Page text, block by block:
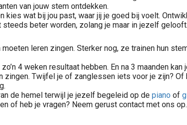
van jouw stem ontdekken.
kies wat bij jou past, waar jij je goed bij voelt.
beter worden, zolang je maar in jezelf gelooft.
leren zingen. Sterker nog, ze trainen hun
4 weken resultaat hebben. En na 3 maanden
zingen. Twijfel je of zanglessen iets voor je zijn?
de hemel terwijl je jezelf begeleid op de piano of
of heb je vragen? Neem gerust contact met ons op.